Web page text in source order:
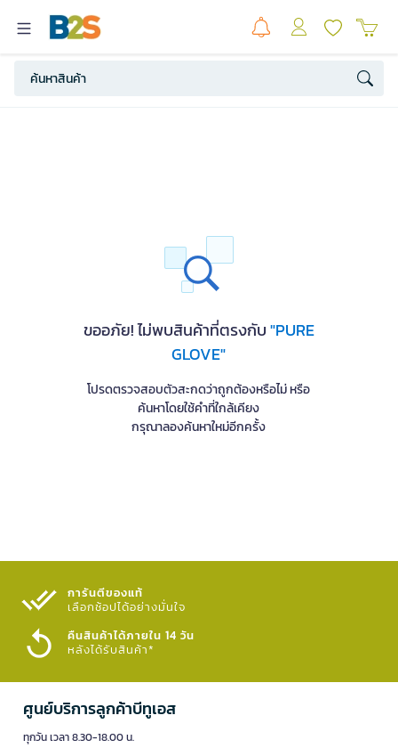
ขออภัย! ไม่พบสินค้าที่ตรงกับ"PURE
GLOVE"
โปรดตรวจสอบตัวสะกดว่าถูกต้องหรือไม่ หรือ
ค้นหาโดยใช้คำที่ใกล้เคียง
กรุณาลองค้นหาใหม่อีกครั้ง
การันตีของแท้
เลือกช้อปได้อย่างมั่นใจ​
คืนสินค้าได้ภายใน 14 วัน
หลังได้รับสินค้า*
ศูนย์บริการลูกค้าบีทูเอส
ทุกวัน เวลา 8.30-18.00 น.